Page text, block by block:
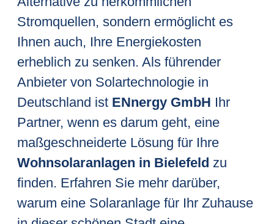
Stromquellen, sondern ermöglicht es
Ihnen auch, Ihre Energiekosten
erheblich zu senken. Als führender
Anbieter von Solartechnologie in
Deutschland ist ENnergy GmbH Ihr
Partner, wenn es darum geht, eine
maßgeschneiderte Lösung für Ihre
Wohnsolaranlagen in Bielefeld zu
finden. Erfahren Sie mehr darüber,
warum eine Solaranlage für Ihr Zuhause